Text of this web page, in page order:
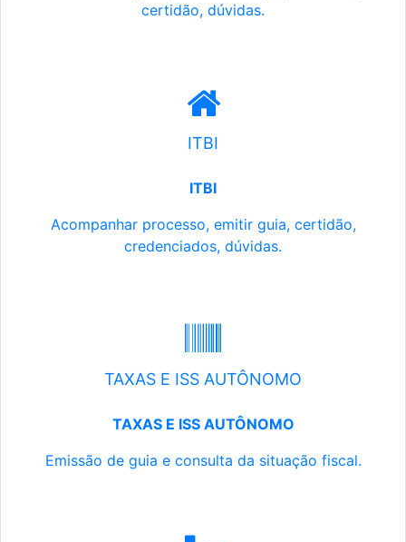
certidão, dúvidas.
ITBI
ITBI
Acompanhar processo, emitir guia, certidão,
credenciados, dúvidas.
TAXAS E ISS AUTÔNOMO
TAXAS E ISS AUTÔNOMO
Emissão de guia e consulta da situação fiscal.